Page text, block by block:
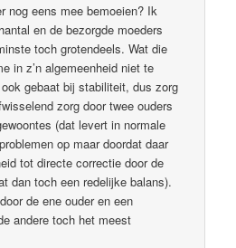
nog eens mee bemoeien? Ik
en de bezorgde moeders
toch grotendeels. Wat die
in z’n algemeenheid niet te
gebaat bij stabiliteit, dus zorg
zorg door twee ouders
(dat levert in normale
op maar doordat daar
tot directe correctie door de
dan toch een redelijke balans).
de ene ouder en een
andere toch het meest